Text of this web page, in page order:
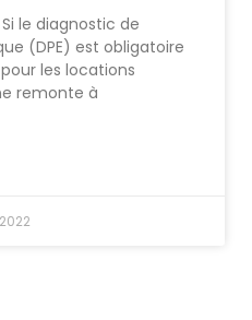
le diagnostic de
(DPE) est obligatoire
les locations
remonte à